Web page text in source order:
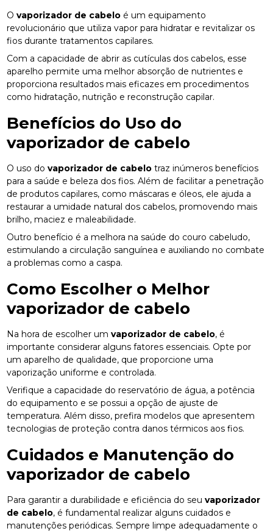
Ovaporizador de cabelo é um equipamento
revolucionário que utiliza vapor para hidratar e revitalizar os
fios durante tratamentos capilares.
Com a capacidade de abrir as cutículas dos cabelos, esse
aparelho permite uma melhor absorção de nutrientes e
proporciona resultados mais eficazes em procedimentos
como hidratação, nutrição e reconstrução capilar.
Benefícios do Uso do
vaporizador de cabelo
O uso dovaporizador de cabelo traz inúmeros benefícios
para a saúde e beleza dos fios. Além de facilitar a penetração
de produtos capilares, como máscaras e óleos, ele ajuda a
restaurar a umidade natural dos cabelos, promovendo mais
brilho, maciez e maleabilidade.
Outro benefício é a melhora na saúde do couro cabeludo,
estimulando a circulação sanguínea e auxiliando no combate
a problemas como a caspa.
Como Escolher o Melhor
vaporizador de cabelo
Na hora de escolher umvaporizador de cabelo, é
importante considerar alguns fatores essenciais. Opte por
um aparelho de qualidade, que proporcione uma
vaporização uniforme e controlada.
Verifique a capacidade do reservatório de água, a potência
do equipamento e se possui a opção de ajuste de
temperatura. Além disso, prefira modelos que apresentem
tecnologias de proteção contra danos térmicos aos fios.
Cuidados e Manutenção do
vaporizador de cabelo
Para garantir a durabilidade e eficiência do seuvaporizador
de cabelo, é fundamental realizar alguns cuidados e
manutenções periódicas. Sempre limpe adequadamente o